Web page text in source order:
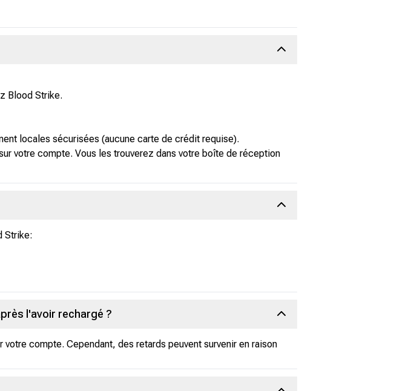
Blood Strike.
locales sécurisées (aucune carte de crédit requise).
votre compte. Vous les trouverez dans votre boîte de réception
Strike:
l'avoir rechargé ?
compte. Cependant, des retards peuvent survenir en raison